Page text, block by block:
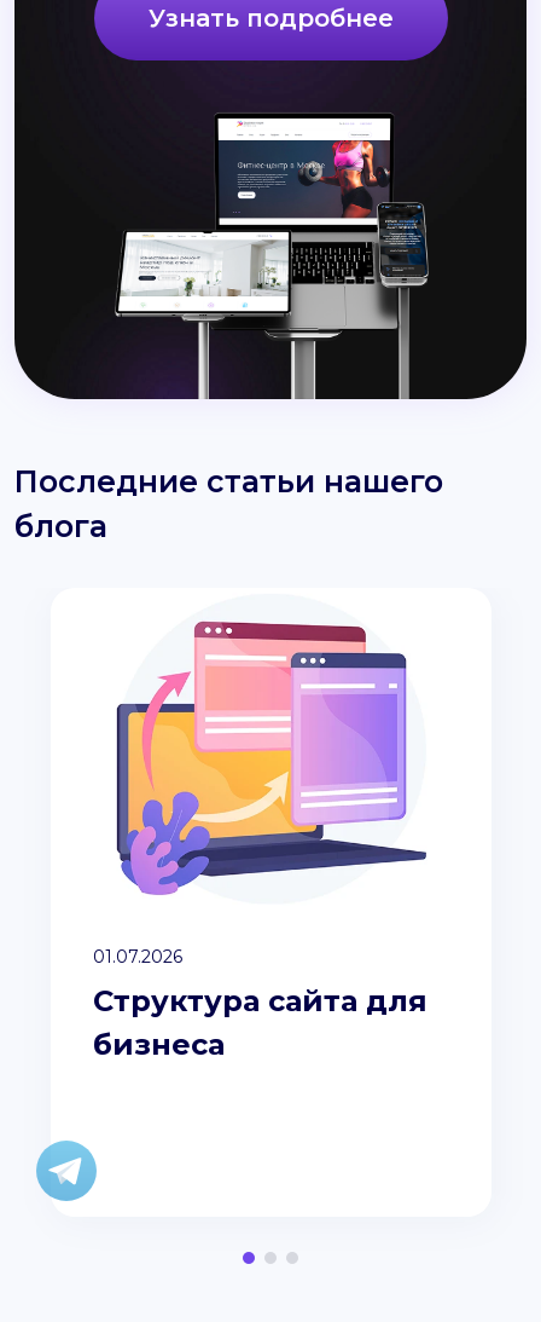
Узнать подробнее
Последние статьи нашего
блога
01.07.2026
Структура сайта для
бизнеса